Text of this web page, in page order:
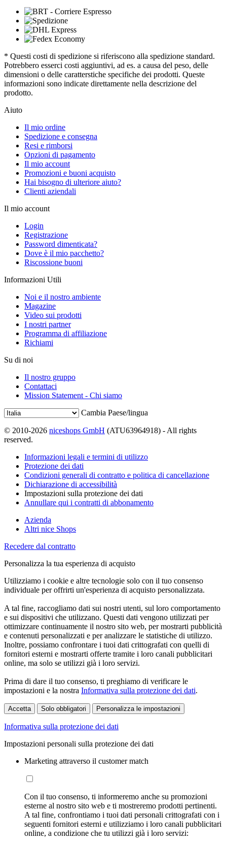
* Questi costi di spedizione si riferiscono alla spedizione standard.
Potrebbero esserci costi aggiuntivi, ad es. a causa del peso, delle
dimensioni o delle caratterstiche specifiche dei prodotti. Queste
informazioni sono indicate direttamente nella descrizione del
prodotto.
Aiuto
Il mio ordine
Spedizione e consegna
Resi e rimborsi
Opzioni di pagamento
Il mio account
Promozioni e buoni acquisto
Hai bisogno di ulteriore aiuto?
Clienti aziendali
Il mio account
Login
Registrazione
Password dimenticata?
Dove è il mio pacchetto?
Riscossione buoni
Informazioni Utili
Noi e il nostro ambiente
Magazine
Video sui prodotti
I nostri partner
Programma di affiliazione
Richiami
Su di noi
Il nostro gruppo
Contattaci
Mission Statement - Chi siamo
Cambia Paese/lingua
© 2010-2026 niceshops GmbH (ATU63964918) - All rights
reserved.
Informazioni legali e termini di utilizzo
Protezione dei dati
Condizioni generali di contratto e politica di cancellazione
Dichiarazione di accessibilità
Impostazioni sulla protezione dei dati
Annullare qui i contratti di abbonamento
Azienda
Altri nice Shops
Recedere dal contratto
Personalizza la tua esperienza di acquisto
Utilizziamo i cookie e altre tecnologie solo con il tuo consenso
individuale per offrirti un'esperienza di acquisto personalizzata.
A tal fine, raccogliamo dati sui nostri utenti, sul loro comportamento
e sui dispositivi che utilizzano. Questi dati vengono utilizzati per
ottimizzare continuamente il nostro sito web, per mostrarti pubblicità
e contenuti personalizzati e per analizzare le statistiche di utilizzo.
Inoltre, possiamo confrontare i tuoi dati crittografati con quelli di
fornitori esterni e mostrarti offerte tramite i loro canali pubblicitari
online, ma solo se utilizzi già i loro servizi.
Prima di dare il tuo consenso, ti preghiamo di verificare le
impostazioni e la nostra Informativa sulla protezione dei dati.
Accetta Solo obbligatori Personalizza le impostazioni
Informativa sulla protezione dei dati
Impostazioni personali sulla protezione dei dati
Marketing attraverso il customer match
Con il tuo consenso, ti informeremo anche su promozioni
esterne al nostro sito web e ti mostreremo prodotti pertinenti.
A tal fine, confrontiamo i tuoi dati personali crittografati con i
seguenti fornitori esterni e utilizziamo i loro canali pubblicitari
online, a condizione che tu utilizzi già i loro servizi: